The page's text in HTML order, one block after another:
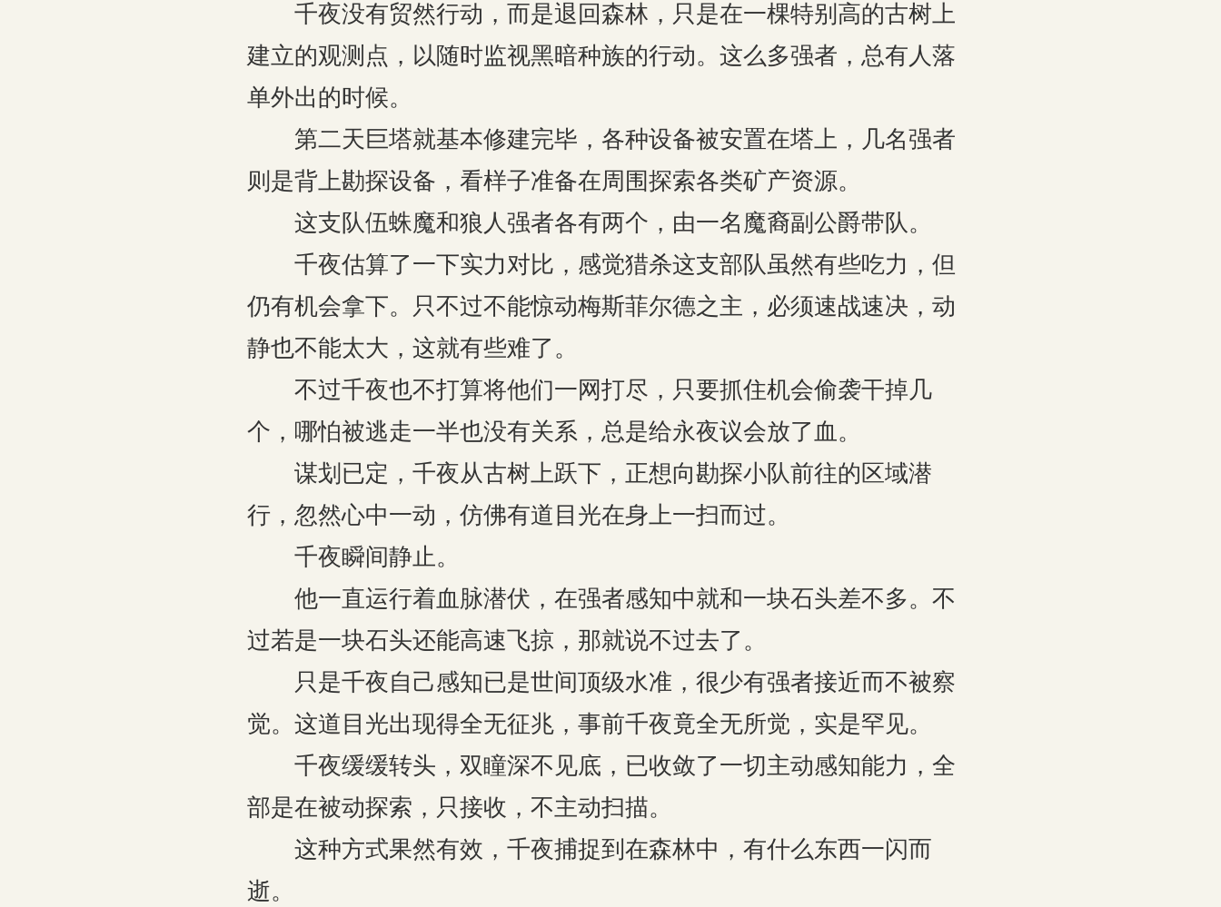
千夜没有贸然行动，而是退回森林，只是在一棵特别高的古树上
建立的观测点，以随时监视黑暗种族的行动。这么多强者，总有人落
单外出的时候。
第二天巨塔就基本修建完毕，各种设备被安置在塔上，几名强者
则是背上勘探设备，看样子准备在周围探索各类矿产资源。
这支队伍蛛魔和狼人强者各有两个，由一名魔裔副公爵带队。
千夜估算了一下实力对比，感觉猎杀这支部队虽然有些吃力，但
仍有机会拿下。只不过不能惊动梅斯菲尔德之主，必须速战速决，动
静也不能太大，这就有些难了。
不过千夜也不打算将他们一网打尽，只要抓住机会偷袭干掉几
个，哪怕被逃走一半也没有关系，总是给永夜议会放了血。
谋划已定，千夜从古树上跃下，正想向勘探小队前往的区域潜
行，忽然心中一动，仿佛有道目光在身上一扫而过。
千夜瞬间静止。
他一直运行着血脉潜伏，在强者感知中就和一块石头差不多。不
过若是一块石头还能高速飞掠，那就说不过去了。
只是千夜自己感知已是世间顶级水准，很少有强者接近而不被察
觉。这道目光出现得全无征兆，事前千夜竟全无所觉，实是罕见。
千夜缓缓转头，双瞳深不见底，已收敛了一切主动感知能力，全
部是在被动探索，只接收，不主动扫描。
这种方式果然有效，千夜捕捉到在森林中，有什么东西一闪而
逝。